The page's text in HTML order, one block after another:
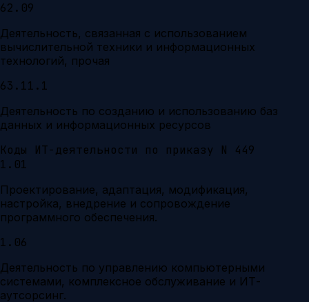
62.09
Деятельность, связанная с использованием
вычислительной техники и информационных
технологий, прочая
63.11.1
Деятельность по созданию и использованию баз
данных и информационных ресурсов
Коды ИТ-деятельности по приказу N 449
1.01
Проектирование, адаптация, модификация,
настройка, внедрение и сопровождение
программного обеспечения.
1.06
Деятельность по управлению компьютерными
системами, комплексное обслуживание и ИТ-
аутсорсинг.